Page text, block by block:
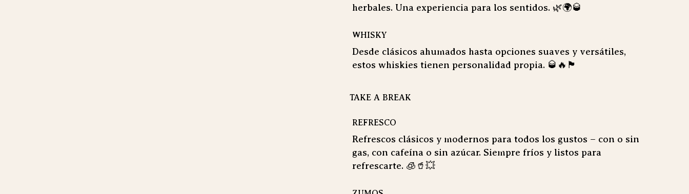
herbales. Una experiencia para los sentidos. 🌿🌍🥃
Desde clásicos ahumados hasta opciones suaves y versátiles,
estos whiskies tienen personalidad propia. 🥃🔥🏴
WHISKY
TAKE A BREAK
Refrescos clásicos y modernos para todos los gustos – con o sin
gas, con cafeína o sin azúcar. Siempre fríos y listos para
refrescarte. 🧊🥤💥
REFRESCO